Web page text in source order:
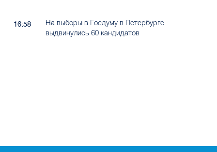
16:58
На выборы в Госдуму в Петербурге
выдвинулись 60 кандидатов